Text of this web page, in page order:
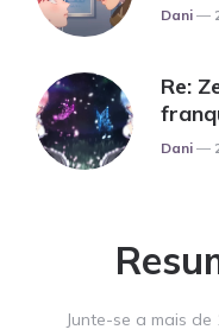
Posted
Dani
Re:
Posted
Dani
Junte-se a mais